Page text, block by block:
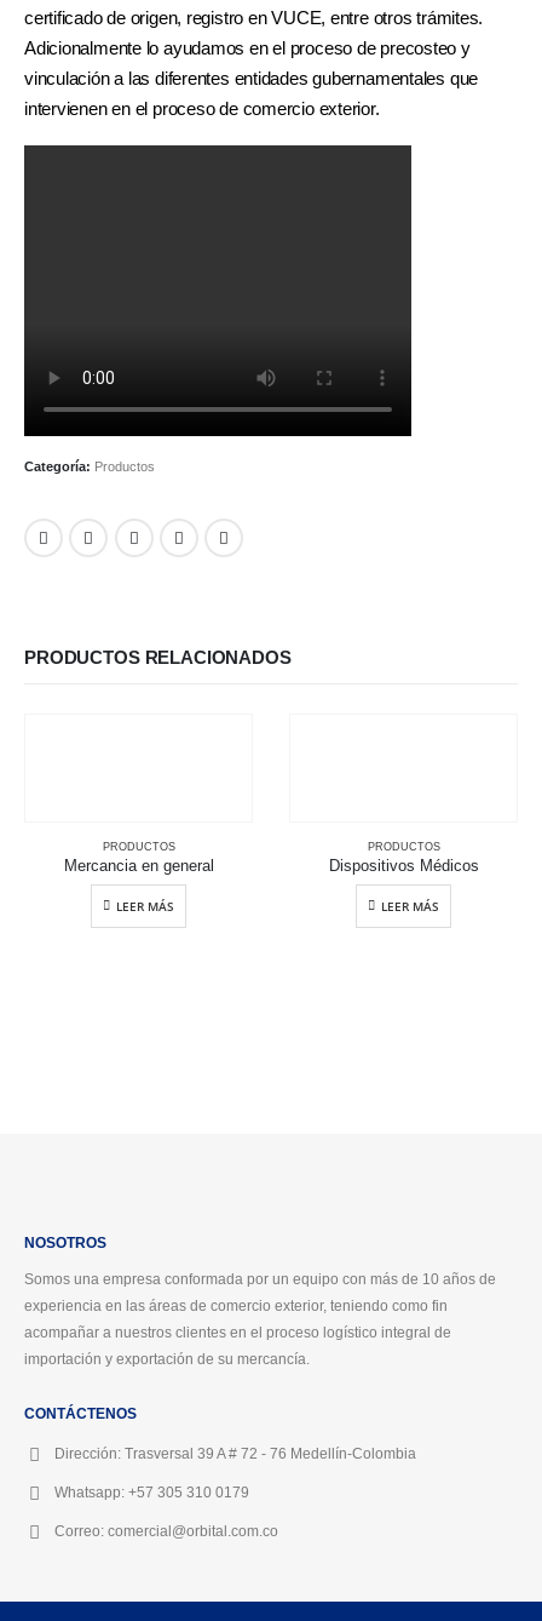
certificado de origen, registro en VUCE, entre otros trámites.
Adicionalmente lo ayudamos en el proceso de precosteo y
vinculación a las diferentes entidades gubernamentales que
intervienen en el proceso de comercio exterior.
Categoría: Productos
PRODUCTOS RELACIONADOS
PRODUCTOS
Mercancia en general
LEER MÁS
PRODUCTOS
Dispositivos Médicos
LEER MÁS
NOSOTROS
Somos una empresa conformada por un equipo con más de 10 años de
experiencia en las áreas de comercio exterior, teniendo como fin
acompañar a nuestros clientes en el proceso logístico integral de
importación y exportación de su mercancía.
CONTÁCTENOS
Dirección: Trasversal 39 A # 72 - 76 Medellín-Colombia
Whatsapp: +57 305 310 0179
Correo: comercial@orbital.com.co